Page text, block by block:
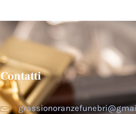
Contatti